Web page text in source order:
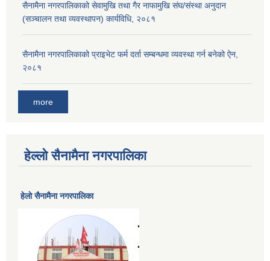
सैनामैना नगरपालिकाको सेवामुखि तथा गैर नाफामुखि संघ/संस्था अनुदान
(सञ्चालन तथा व्यवस्थापन) कार्यविधि, २०८१
सैनामैना नगरपालिकाको प्राइभेट फर्म दर्ता सम्बन्धमा व्यवस्था गर्न बनेको ऐन,
२०८१
more
हेल्लो सैनामैना नगरपालिका
हेलाे सैनामैना नगरपालिका